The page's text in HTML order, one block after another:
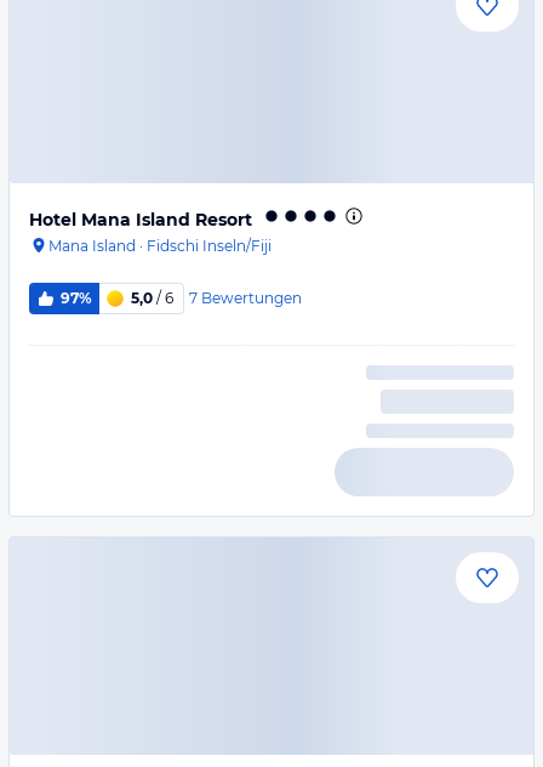
Hotel Mana Island Resort
Mana Island · Fidschi Inseln/Fiji
97% 5,0 / 6 7 Bewertungen